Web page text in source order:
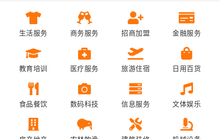
生活服务 商务服务 招商加盟 金融服务
教育培训 医疗服务 旅游住宿 日用百货
食品餐饮 数码科技 信息服务 文体娱乐